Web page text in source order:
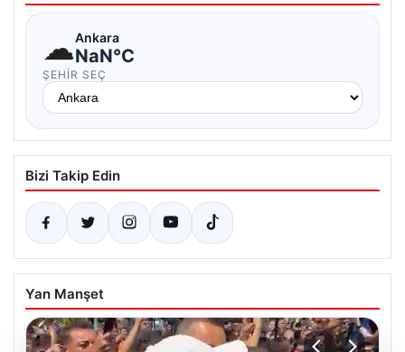
☁Ankara
NaN°C
ŞEHIR SEÇ
Bizi Takip Edin
Yan Manşet